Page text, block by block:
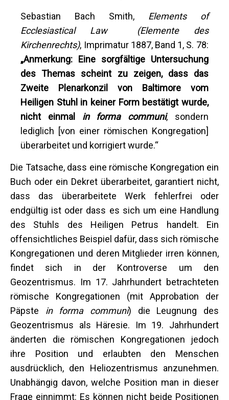
Sebastian Bach Smith, Elements of
Ecclesiastical Law (Elemente des
Kirchenrechts), Imprimatur 1887, Band 1, S. 78:
„Anmerkung: Eine sorgfältige Untersuchung
des Themas scheint zu zeigen, dass das
Zweite Plenarkonzil von Baltimore vom
Heiligen Stuhl in keiner Form bestätigt wurde,
nicht einmal in forma communi, sondern
lediglich [von einer römischen Kongregation]
überarbeitet und korrigiert wurde.“
Die Tatsache, dass eine römische Kongregation ein
Buch oder ein Dekret überarbeitet, garantiert nicht,
dass das überarbeitete Werk fehlerfrei oder
endgültig ist oder dass es sich um eine Handlung
des Stuhls des Heiligen Petrus handelt. Ein
offensichtliches Beispiel dafür, dass sich römische
Kongregationen und deren Mitglieder irren können,
findet sich in der Kontroverse um den
Geozentrismus. Im 17. Jahrhundert betrachteten
römische Kongregationen (mit Approbation der
Päpste in forma communi) die Leugnung des
Geozentrismus als Häresie. Im 19. Jahrhundert
änderten die römischen Kongregationen jedoch
ihre Position und erlaubten den Menschen
ausdrücklich, den Heliozentrismus anzunehmen.
Unabhängig davon, welche Position man in dieser
Frage einnimmt: Es können nicht beide Positionen